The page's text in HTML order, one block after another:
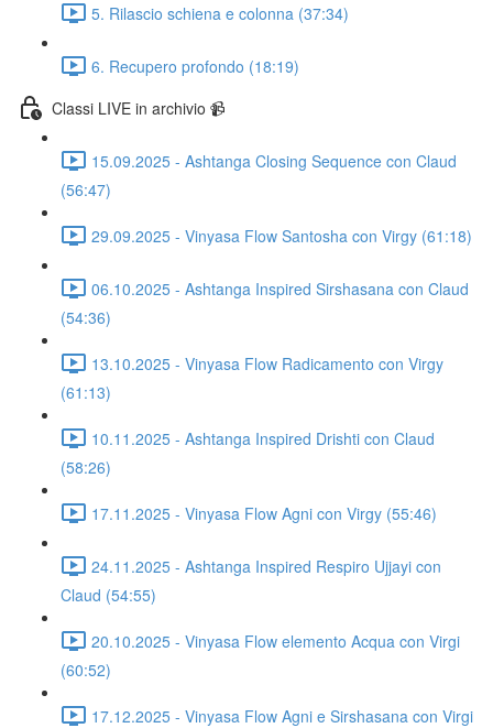
5. Rilascio schiena e colonna (37:34)
6. Recupero profondo (18:19)
Classi LIVE in archivio 📹
15.09.2025 - Ashtanga Closing Sequence con Claud
(56:47)
29.09.2025 - Vinyasa Flow Santosha con Virgy (61:18)
06.10.2025 - Ashtanga Inspired Sirshasana con Claud
(54:36)
13.10.2025 - Vinyasa Flow Radicamento con Virgy
(61:13)
10.11.2025 - Ashtanga Inspired Drishti con Claud
(58:26)
17.11.2025 - Vinyasa Flow Agni con Virgy (55:46)
24.11.2025 - Ashtanga Inspired Respiro Ujjayi con
Claud (54:55)
20.10.2025 - Vinyasa Flow elemento Acqua con Virgi
(60:52)
17.12.2025 - Vinyasa Flow Agni e Sirshasana con Virgi